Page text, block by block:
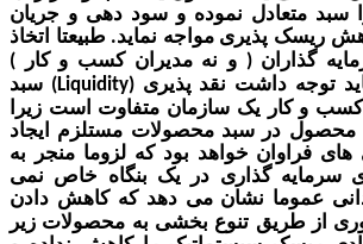
نمودهو سود دهی و جریان
پذیری مواجه نماید .طبیعتا اتخاذ
(و نه مدیران کسب و کار)
داشت نقد پذیری(Liquidity) سبد
یک سازمان متفاوت است زیرا
سبد محصولات مستلزم ایجاد
خواهد بود که لزوما منجر به
گذاری در یک بنگاه خاص نمی
نشان می دهد که کاهش دادن
تنوع بخشی به محصولاتزیر